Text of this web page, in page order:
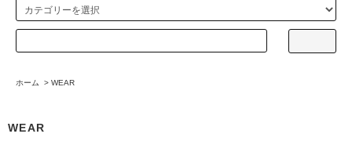
ホーム > WEAR
WEAR